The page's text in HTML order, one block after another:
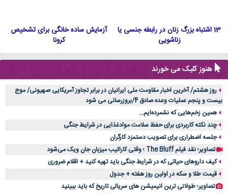
13 اشتباه بزرگ زنان در رابطه جنسی یا
زناشویی
آزمایش ساده خانگی برای تشخیص
کرونا
هنوز کلیک می خورند
روز هشتم/ آخرین اخبار مقاومت ملی ایرانیان در برابر تجاوز آمریکایی صهیونی/ موج
بیست و پنجم عملیات وعده صادق 4/بروزرسانی می شود
همین زخم‌هایی که نشمرده‌ایم...
چند نکته کاربردی برای حفظ سلامت موادغذایی در شرایط جنگی
جلسه اضطراری برای تصویب دستمزد کارگران
تصاویر؛ نقد فیلم The Bluff ؛ وقتی کارائیب میزبان جان ویک می‌شود
کیف داروهای حیاتی که در شرایط جنگی باید تهیه کنید + اقلام ضروری
قیمت طلا و سکه در اولین روز هفته + جدول
تصاویر؛ طولانی ترین انیمیشن های سریالی تاریخ که باید ببینید